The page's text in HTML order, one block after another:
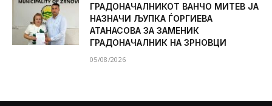
ГРАДОНАЧАЛНИКОТ ВАНЧО МИТЕВ ЈА
НАЗНАЧИ ЉУПКА ЃОРГИЕВА
АТАНАСОВА ЗА ЗАМЕНИК
ГРАДОНАЧАЛНИК НА ЗРНОВЦИ
05/08/2026